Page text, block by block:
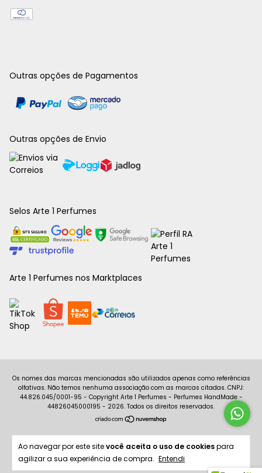
Ao navegar por este sitevocê aceita o uso de cookiespara
agilizar a sua experiência de compra. Entendi
Outras opções de Pagamentos
Outras opções de Envio
Selos Arte 1 Perfumes
Arte 1 Perfumes nos Marktplaces
Copyright Arte 1 Perfumes - Perfumes HandMade -
44826045000195 - 2026. Todos os direitos reservados.